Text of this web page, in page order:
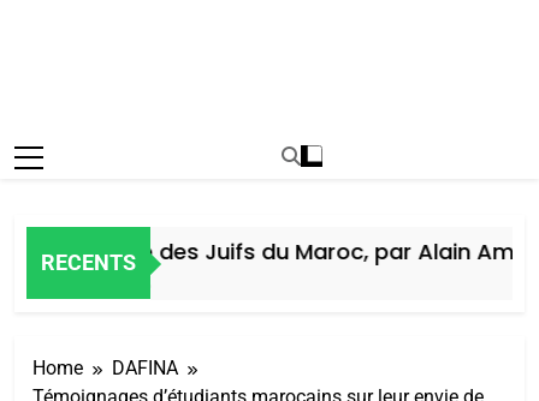
RECENTS
Histoire des Juifs du Maroc, par Alain Amiel
Home
DAFINA